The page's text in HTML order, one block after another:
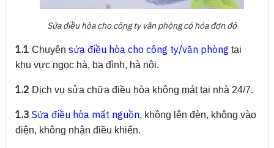
Sửa điều hòa cho công ty văn phòng có hóa đơn đỏ
1.1 Chuyên sửa điều hòa cho công ty/văn phòng tại
khu vực ngọc hà, ba đình, hà nội.
1.2 Dịch vụ sửa chữa điều hòa không mát tại nhà 24/7.
1.3 Sửa điều hòa mất nguồn, không lên đèn, không vào
điện, không nhận điều khiển.